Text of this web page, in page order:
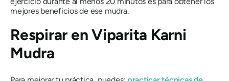
mejores beneficios de ese mudra.
Respirar enViparita Karni
Mudra